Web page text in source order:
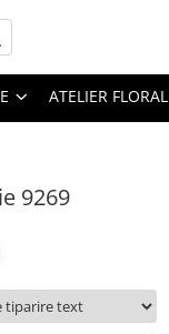
ATELIER FLORAL
9269